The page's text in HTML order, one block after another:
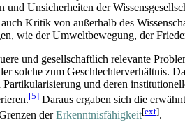
Unsicherheiten der
Kritik von außerhalb des
wie der Umwelt­bewegung, der
und gesellschaftlich relevante
solche zum Geschlechter­verhältnis.
und deren
[5] Daraus ergaben sich die
derErkenntnis­fähigkeit[ext].